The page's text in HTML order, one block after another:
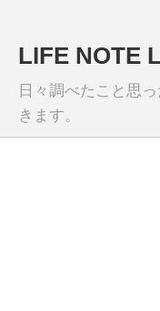
LIFE NOTE
日々調べたこと思
きます。